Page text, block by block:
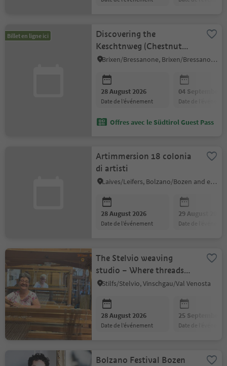
Billet en ligne ici
Discovering the
Keschtnweg (Chestnut
Trail)
Brixen/Bressanone, Brixen/Bressanone and environs
28 August 2026
date de l’événement
04 September
date de
Offres avec le Südtirol Guest Pass
Artimmersion 18 colonia
di artisti
Laives/Leifers, Bolzano/Bozen and environs
28 August 2026
date de l’événement
29 August 2026
date de
The Stelvio weaving
studio – Where threads
weave history
Stilfs/Stelvio, Vinschgau/Val Venosta
28 August 2026
date de l’événement
25 September
date de
Bolzano Festival Bozen